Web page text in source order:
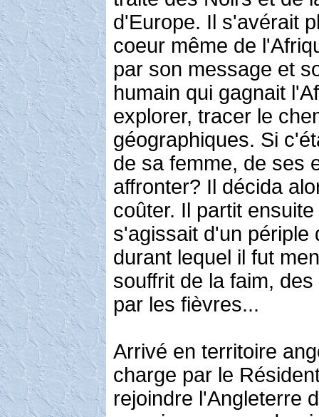
d'Europe. Il s'avérait
coeur même de
par son message et
humain qui gagnait
explorer, tracer le
géographiques. Si
de sa femme, de ses
affronter? Il décida
coûter. Il partit
s'agissait d'un périple
durant lequel il fut
souffrit de la faim,
par les fièvres...
Arrivé en territoire
charge par le
rejoindre l'Angleterre